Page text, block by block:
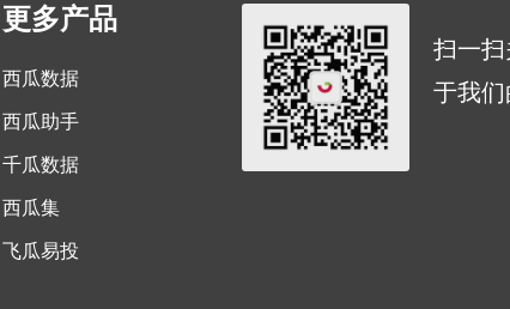
更多产品
西瓜数据
西瓜助手
千瓜数据
西瓜集
飞瓜易投
扫一
于我